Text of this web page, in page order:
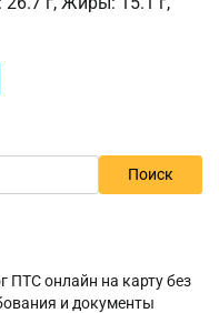
Поиск
ПТС онлайн на карту без
и документы